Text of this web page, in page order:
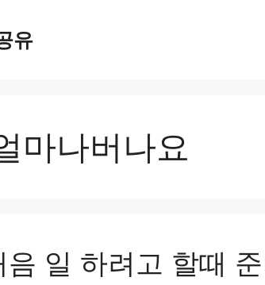
유
마나버나요
음 일 하려고 할때